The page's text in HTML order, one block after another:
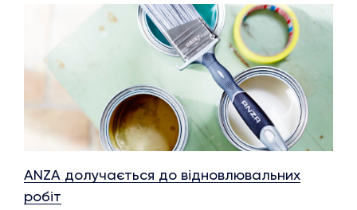
ANZA долучається до відновлювальних
робіт